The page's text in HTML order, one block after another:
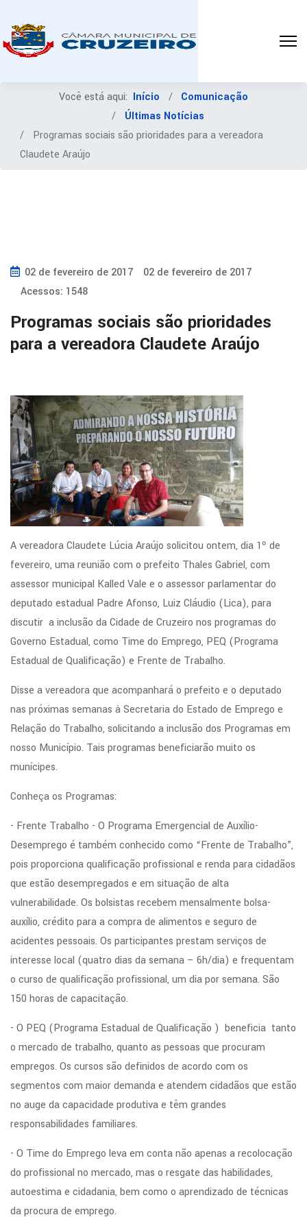
Você está aqui: Início
Comunicação
Últimas Notícias
Programas sociais são prioridades para a vereadora
Claudete Araújo
02 de fevereiro de 2017
02 de fevereiro de 2017
Acessos: 1548
Programas sociais são prioridades
para a vereadora Claudete Araújo
A vereadora Claudete Lúcia Araújo solicitou ontem, dia 1º de
fevereiro, uma reunião com o prefeito Thales Gabriel, com
assessor municipal Kalled Vale e o assessor parlamentar do
deputado estadual Padre Afonso, Luiz Cláudio (Lica), para
discutir a inclusão da Cidade de Cruzeiro nos programas do
Governo Estadual, como Time do Emprego, PEQ (Programa
Estadual de Qualificação) e Frente de Trabalho.
Disse a vereadora que acompanhará o prefeito e o deputado
nas próximas semanas à Secretaria do Estado de Emprego e
Relação do Trabalho, solicitando a inclusão dos Programas em
nosso Município. Tais programas beneficiarão muito os
munícipes.
Conheça os Programas:
- Frente Trabalho - O Programa Emergencial de Auxílio-
Desemprego é também conhecido como “Frente de Trabalho”,
pois proporciona qualificação profissional e renda para cidadãos
que estão desempregados e em situação de alta
vulnerabilidade. Os bolsistas recebem mensalmente bolsa-
auxílio, crédito para a compra de alimentos e seguro de
acidentes pessoais. Os participantes prestam serviços de
interesse local (quatro dias da semana – 6h/dia) e frequentam
o curso de qualificação profissional, um dia por semana. São
150 horas de capacitação.
- O PEQ (Programa Estadual de Qualificação ) beneficia tanto
o mercado de trabalho, quanto as pessoas que procuram
empregos. Os cursos são definidos de acordo com os
segmentos com maior demanda e atendem cidadãos que estão
no auge da capacidade produtiva e têm grandes
responsabilidades familiares.
- O Time do Emprego leva em conta não apenas a recolocação
do profissional no mercado, mas o resgate das habilidades,
autoestima e cidadania, bem como o aprendizado de técnicas
da procura de emprego.